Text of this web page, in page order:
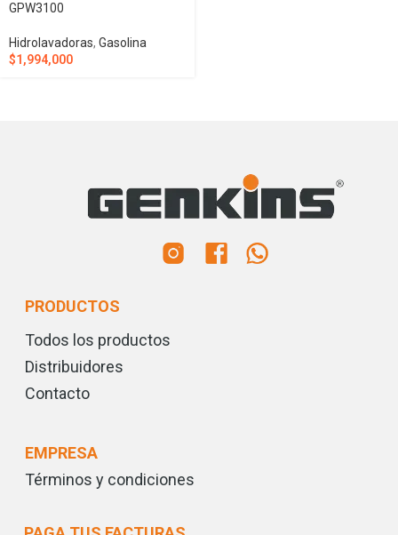
GPW3100
Hidrolavadoras, Gasolina
$1,994,000
PRODUCTOS
Todos los productos
Distribuidores
Contacto
EMPRESA
Términos y condiciones